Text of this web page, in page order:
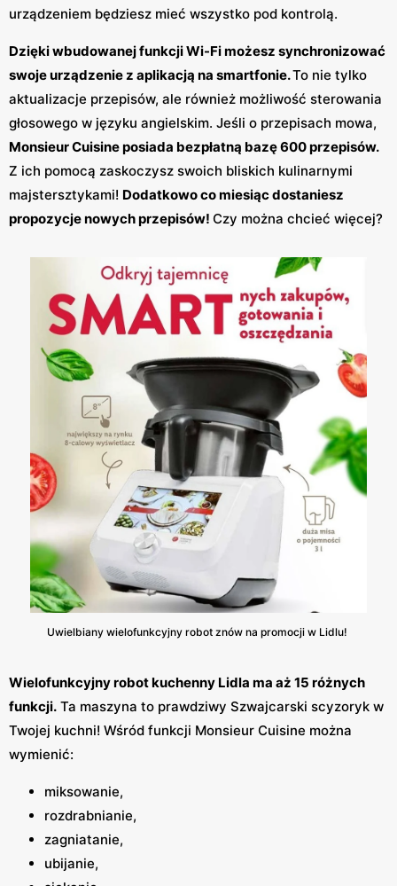
urządzeniem będziesz mieć wszystko pod kontrolą.
Dzięki wbudowanej funkcji Wi-Fi możesz synchronizować
swoje urządzenie z aplikacją na smartfonie.To nie tylko
aktualizacje przepisów, ale również możliwość sterowania
głosowego w języku angielskim. Jeśli o przepisach mowa,
Monsieur Cuisine posiada bezpłatną bazę 600 przepisów.
Z ich pomocą zaskoczysz swoich bliskich kulinarnymi
majstersztykami! Dodatkowo co miesiąc dostaniesz
propozycje nowych przepisów! Czy można chcieć więcej?
Uwielbiany wielofunkcyjny robot znów na promocji w Lidlu!
Wielofunkcyjny robot kuchenny Lidla ma aż 15 różnych
funkcji. Ta maszyna to prawdziwy Szwajcarski scyzoryk w
Twojej kuchni! Wśród funkcji Monsieur Cuisine można
wymienić:
miksowanie,
rozdrabnianie,
zagniatanie,
ubijanie,